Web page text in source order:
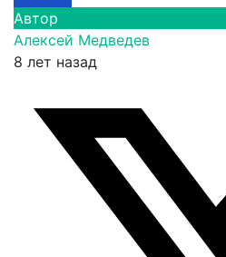
Автор
Алексей Медведев
8 лет назад